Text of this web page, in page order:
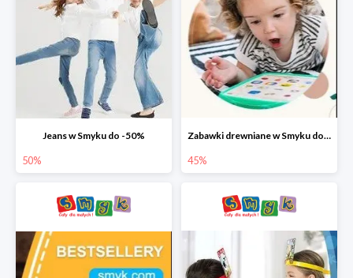
Jeans w Smyku do -50%
50%
Zabawki drewniane w Smyku do -45%
45%